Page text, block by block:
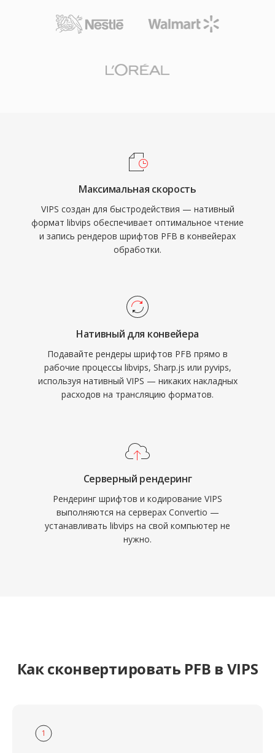
Максимальная скорость
VIPS создан для быстродействия — нативный
формат libvips обеспечивает оптимальное чтение
и запись рендеров шрифтов PFB в конвейерах
обработки.
Нативный для конвейера
Подавайте рендеры шрифтов PFB прямо в
рабочие процессы libvips, Sharp.js или pyvips,
используя нативный VIPS — никаких накладных
расходов на трансляцию форматов.
Серверный рендеринг
Рендеринг шрифтов и кодирование VIPS
выполняются на серверах Convertio —
устанавливать libvips на свой компьютер не
нужно.
Как сконвертировать PFB в VIPS
1